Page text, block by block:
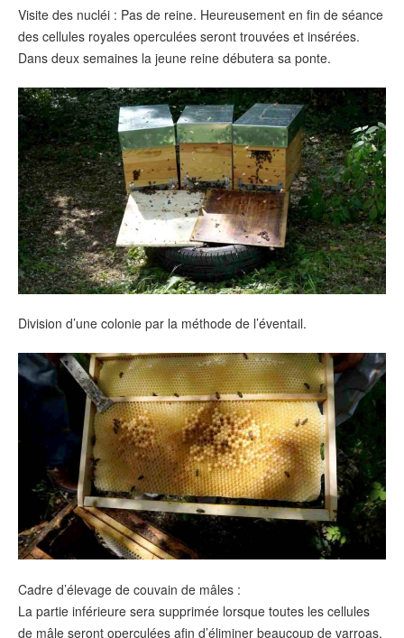
Visite des nucléi : Pas de reine. Heureusement en fin de séance
des cellules royales operculées seront trouvées et insérées.
Dans deux semaines la jeune reine débutera sa ponte.
Division d’une colonie par la méthode de l’éventail.
Cadre d’élevage de couvain de mâles :
La partie inférieure sera supprimée lorsque toutes les cellules
de mâle seront operculées afin d’éliminer beaucoup de varroas.